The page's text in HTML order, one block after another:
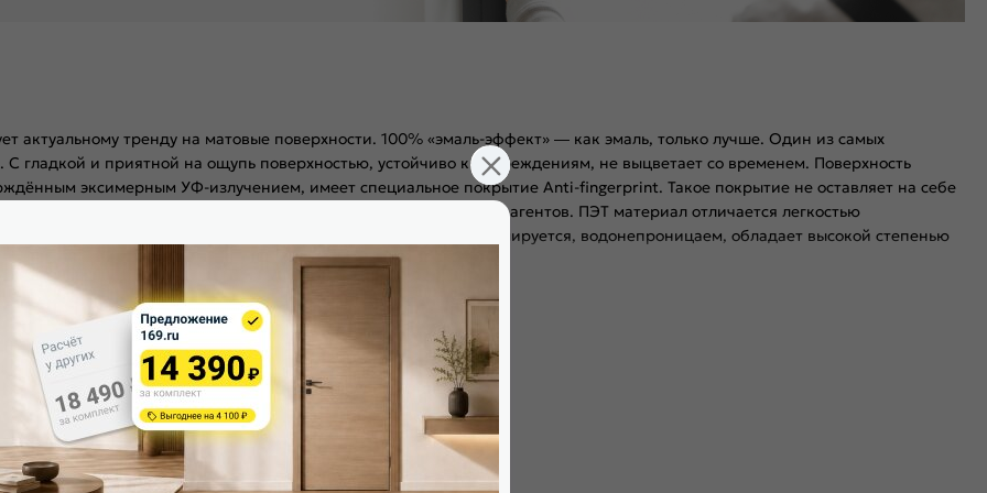
актуальному тренду на матовые поверхности. 100% «эмаль-эффект» — как эмаль, только лучше. Один из самых
С гладкой и приятной на ощупь поверхностью, устойчиво к повреждениям, не выцветает со временем. Поверхность
эксимерным УФ-излучением, имеет специальное покрытие Anti-fingerprint. Такое покрытие не оставляет на себе
повреждениям (царапины, удары) и к воздействию бытовых реагентов. ПЭТ материал отличается легкостью
тяжелых металлов, не выцветает со временем. ПЭТ – не деформируется, водонепроницаем, обладает высокой степенью
поверхностью, устойчиво к повреждениям, не выцветает со временем. «Эмаль-эффект» - как эмаль, только лучше. Один
Компания Bravo первой в России начала использовать 100% ПЭТ (без добавок) для промышленного
монтажа. Дверная коробка с TPE-уплотнителем для мягкого закрывания, благодаря особой форме уплотнителя